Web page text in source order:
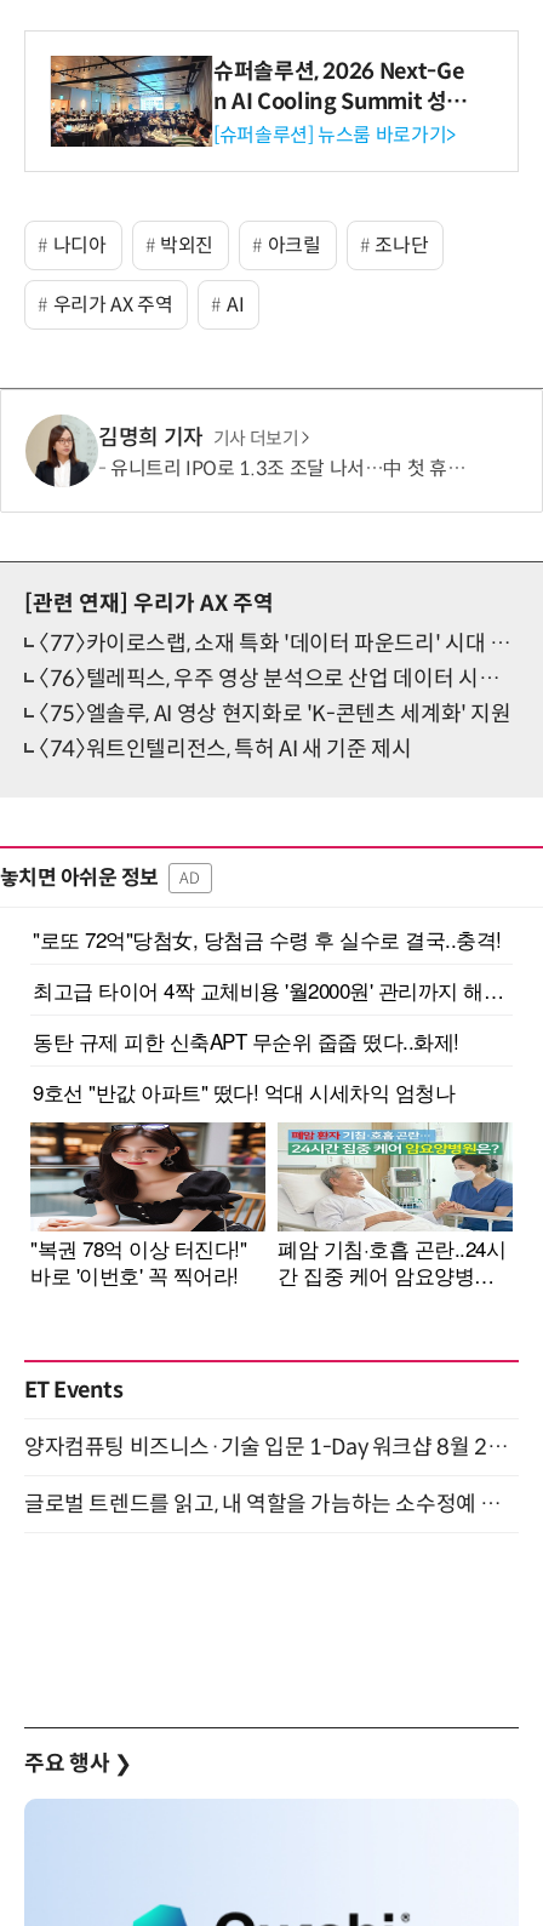
슈퍼솔루션, 2026 Next-Ge
n AI Cooling Summit 성황
리 성료
[슈퍼솔루션] 뉴스룸 바로가기>
나디아 박외진 아크릴 조나단
우리가 AX 주역 AI
김명희 기자 기사 더보기
유니트리 IPO로 1.3조 조달 나서…中 첫 휴머노이드 상장사 탄생 임박
[관련 연재] 우리가 AX 주역
〈77〉카이로스랩, 소재 특화 '데이터 파운드리' 시대 연다
〈76〉텔레픽스, 우주 영상 분석으로 산업 데이터 시장 연다
〈75〉엘솔루, AI 영상 현지화로 'K-콘텐츠 세계화' 지원
〈74〉워트인텔리전스, 특허 AI 새 기준 제시
놓치면 아쉬운 정보 AD
ET Events
양자컴퓨팅 비즈니스·기술 입문 1-Day 워크샵 8월 28일 개최
글로벌 트렌드를 읽고, 내 역할을 가늠하는 소수정예 실습 워크숍 (8/28)
주요 행사 ❯